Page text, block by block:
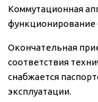
Коммутационная
функционирование
Окончательная
соответствия
снабжается
эксплуатации.